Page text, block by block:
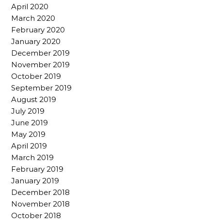
April 2020
March 2020
February 2020
January 2020
December 2019
November 2019
October 2019
September 2019
August 2019
July 2019
June 2019
May 2019
April 2019
March 2019
February 2019
January 2019
December 2018
November 2018
October 2018